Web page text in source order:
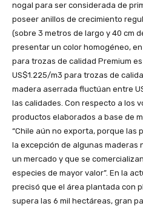
nogal para ser considerada de
poseer anillos de crecimiento
(sobre 3 metros de largo y 40 cm
presentar un color homogéneo,
para trozas de calidad Premium
US$1.225/m3 para trozas de
madera aserrada fluctúan entre
las calidades. Con respecto a los
productos elaborados a base de
“Chile aún no exporta, porque las
la excepción de algunas maderas
un mercado y que se
especies de mayor valor”. En la
precisó que el área plantada con
supera las 6 mil hectáreas, gran